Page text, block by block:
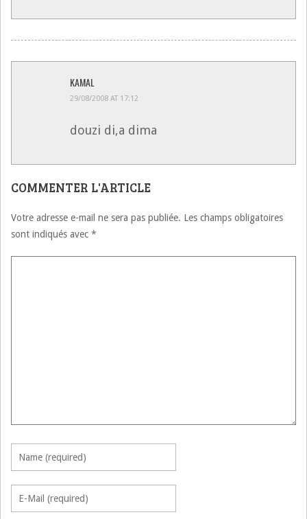
KAMAL
29/08/2008 AT 17:12
douzi di,a dima
COMMENTER L'ARTICLE
Votre adresse e-mail ne sera pas publiée. Les champs obligatoires
sont indiqués avec *